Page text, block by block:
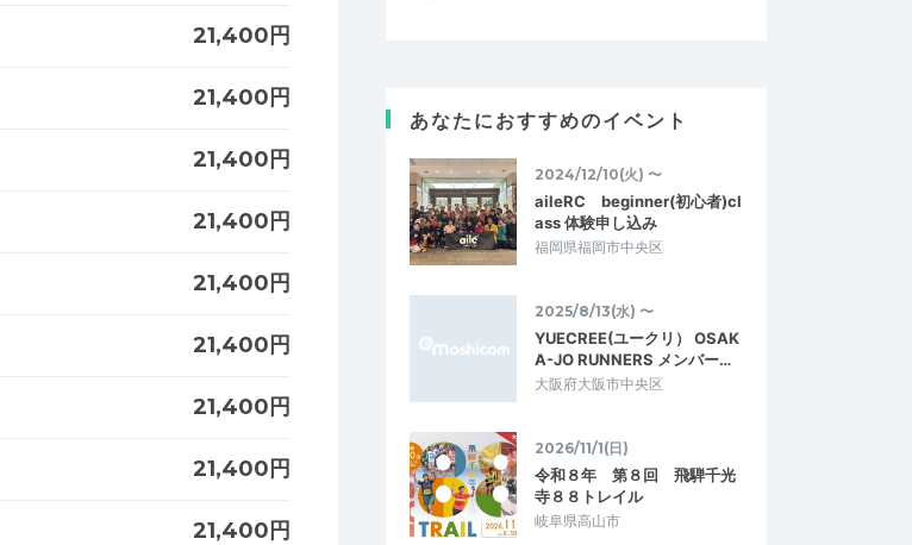
21,400円
21,400円
21,400円
21,400円
21,400円
21,400円
21,400円
21,400円
21,400円
あなたにおすすめのイベント
2024/12/10(火) 〜
aileRC beginner(初心者)cl
ass 体験申し込み
福岡県福岡市中央区
2025/8/13(水) 〜
YUECREE(ユークリ） OSAK
A-JO RUNNERS メンバー…
大阪府大阪市中央区
2026/11/1(日)
令和８年 第８回 飛騨千光
寺８８トレイル
岐阜県高山市